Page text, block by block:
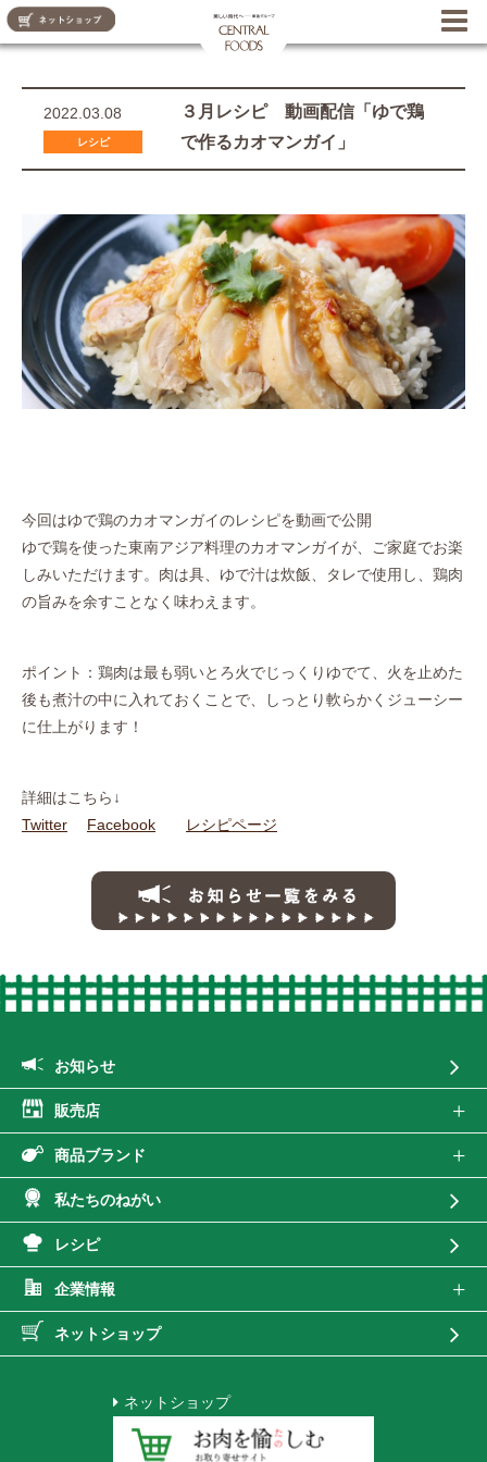
2022.03.08
レシピ
３月レシピ 動画配信「ゆで鶏
で作るカオマンガイ」
今回はゆで鶏のカオマンガイのレシピを動画で公開
ゆで鶏を使った東南アジア料理のカオマンガイが、ご家庭でお楽
しみいただけます。肉は具、ゆで汁は炊飯、タレで使用し、鶏肉
の旨みを余すことなく味わえます。
ポイント：鶏肉は最も弱いとろ火でじっくりゆでて、火を止めた
後も煮汁の中に入れておくことで、しっとり軟らかくジューシー
に仕上がります！
詳細はこちら↓
Twitter
Facebook レシピページ
お知らせ
販売店
商品ブランド
私たちのねがい
レシピ
企業情報
ネットショップ
ネットショップ